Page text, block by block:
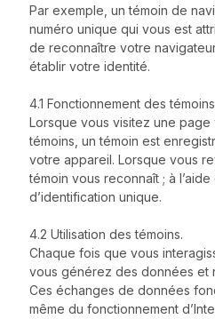
Par exemple, un témoin de
numéro unique qui vous est
de reconnaître votre
établir votre identité.
4.1 Fonctionnement des
Lorsque vous visitez une page
témoins, un témoin est
votre appareil. Lorsque vous
témoin vous reconnaît ; à
d’identification unique.
4.2 Utilisation des témoins.
Chaque fois que vous
vous générez des données et
Ces échanges de données
même du fonctionnement